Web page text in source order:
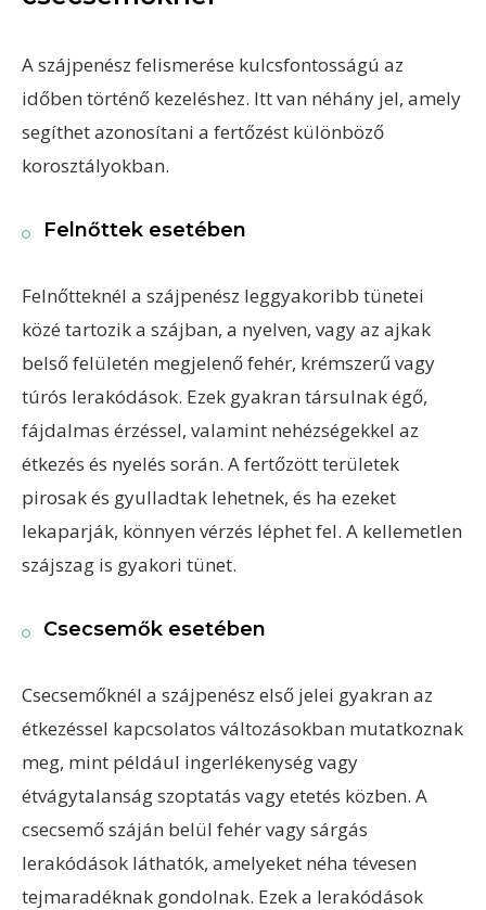
A szájpenész felismerése kulcsfontosságú az
időben történő kezeléshez. Itt van néhány jel, amely
segíthet azonosítani a fertőzést különböző
korosztályokban.
Felnőttek esetében
Felnőtteknél a szájpenész leggyakoribb tünetei
közé tartozik a szájban, a nyelven, vagy az ajkak
belső felületén megjelenő fehér, krémszerű vagy
túrós lerakódások. Ezek gyakran társulnak égő,
fájdalmas érzéssel, valamint nehézségekkel az
étkezés és nyelés során. A fertőzött területek
pirosak és gyulladtak lehetnek, és ha ezeket
lekaparják, könnyen vérzés léphet fel. A kellemetlen
szájszag is gyakori tünet.
Csecsemők esetében
Csecsemőknél a szájpenész első jelei gyakran az
étkezéssel kapcsolatos változásokban mutatkoznak
meg, mint például ingerlékenység vagy
étvágytalanság szoptatás vagy etetés közben. A
csecsemő száján belül fehér vagy sárgás
lerakódások láthatók, amelyeket néha tévesen
tejmaradéknak gondolnak. Ezek a lerakódások